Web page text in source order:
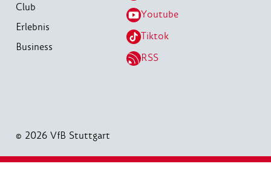
Club
Erlebnis
Business
Youtube
Tiktok
RSS
© 2026 VfB Stuttgart